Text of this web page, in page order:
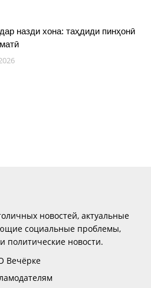
назди хона: таҳдиди пинҳонӣ
новостей, актуальные
социальные проблемы,
политические новости.
Вечёрке